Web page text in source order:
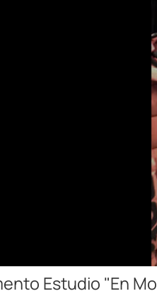
Estudio "En